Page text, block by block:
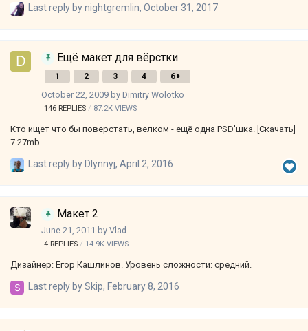
остальных не должно быть визуальных отличий. Соответствие
технологии адаптивной разметки. В …
Last reply bynightgremlin, October 31, 2017
Ещё макет для вёрстки
1 2 3 4 6
October 22, 2009 by Dimitry Wolotko
146 REPLIES 87.2K VIEWS
Кто ищет что бы поверстать, велком - ещё одна PSD'шка. [Скачать]
7.27mb
Last reply by Dlynnyj, April 2, 2016
Макет 2
June 21, 2011 by Vlad
4 REPLIES 14.9K VIEWS
Дизайнер: Егор Кашлинов. Уровень сложности: средний.
Last reply bySkip, February 8, 2016